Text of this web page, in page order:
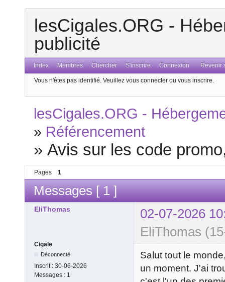
lesCigales.ORG -
publicité
Index Membres Chercher S'inscrire Connexion Revenir
Vous n'êtes pas identifié. Veuillez vous connecter ou vous inscrire.
lesCigales.ORG -
» Référencement
»Avis sur les code
Pages 1
Messages [ 1 ]
EliThomas
02-07-2026
EliThomas
Cigale
Déconnecté
Inscrit : 30-06-2026
Messages : 1
Salut tout le
un moment. J'ai